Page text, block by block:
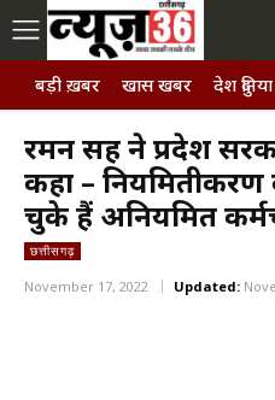
बड़ी ख़बर खास खबर देश दुनिया
रमन सिंह ने प्रदेश
कहा –
चुके हैं अनियमित
छत्तीसगढ़
November 17, 2022 Updated: